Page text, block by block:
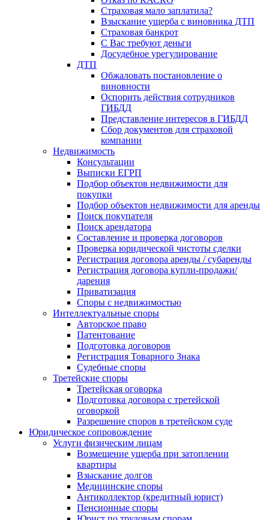
Страховая мало заплатила?
Взыскание ущерба с виновника ДТП
Страховая банкрот
С Вас требуют деньги
Досудебное урегулирование
ДТП
Обжаловать постановление о
виновности
Оспорить действия сотрудников
ГИБДД
Представление интересов в ГИБДД
Сбор документов для страховой
компании
Недвижимость
Консультации
Выписки ЕГРП
Подбор объектов недвижимости для
покупки
Подбор объектов недвижимости для аренды
Поиск покупателя
Поиск арендатора
Составление и проверка договоров
Проверка юридической чистоты сделки
Регистрация договора аренды / субаренды
Регистрация договора купли-продажи/
дарения
Приватизация
Cпоры с недвижимостью
Интеллектуальные споры
Авторское право
Патентование
Подготовка договоров
Регистрация Товарного Знака
Судебные споры
Третейские споры
Третейская оговорка
Подготовка договора с третейской
оговоркой
Разрешение споров в третейском суде
Юридическое сопровождение
Услуги физическим лицам
Возмещение ущерба при затоплении
квартиры
Взыскание долгов
Медицинские споры
Антиколлектор (кредитный юрист)
Пенсионные споры